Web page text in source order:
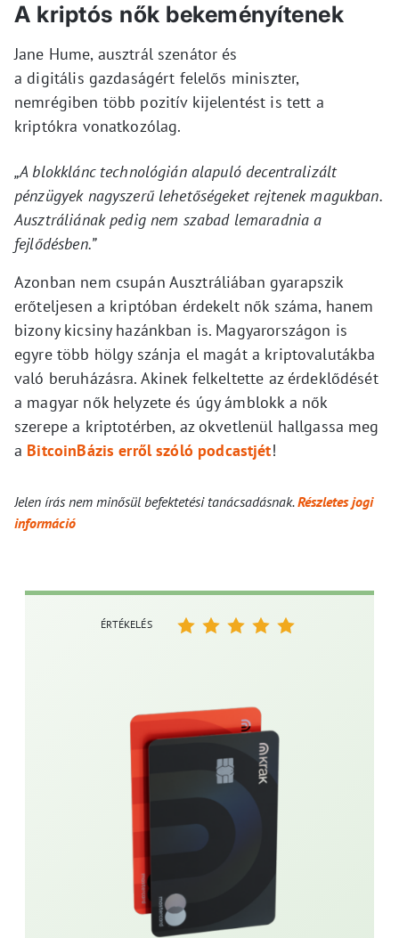
A kriptós nők bekeményítenek
Jane Hume, ausztrál szenátor és
a digitális gazdaságért felelős miniszter,
nemrégiben több pozitív kijelentést is tett a
kriptókra vonatkozólag.
„A blokklánc technológián alapuló decentralizált
pénzügyek nagyszerű lehetőségeket rejtenek magukban.
Ausztráliának pedig nem szabad lemaradnia a
fejlődésben.”
Azonban nem csupán Ausztráliában gyarapszik
erőteljesen a kriptóban érdekelt nők száma, hanem
bizony kicsiny hazánkban is. Magyarországon is
egyre több hölgy szánja el magát a kriptovalutákba
való beruházásra. Akinek felkeltette az érdeklődését
a magyar nők helyzete és úgy ámblokk a nők
szerepe a kriptotérben, az okvetlenül hallgassa meg
a BitcoinBázis erről szóló podcastjét!
Jelen írás nem minősül befektetési tanácsadásnak.Részletes jogi
információ
ÉRTÉKELÉS